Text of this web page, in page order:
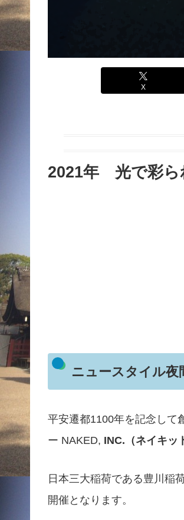
X
2021年 光で彩ら
ニュースタイル
平安遷都1100年を記念して
ー NAKED, INC.（ネイキッ
日本三大稲荷である豊川稲
開催となります。